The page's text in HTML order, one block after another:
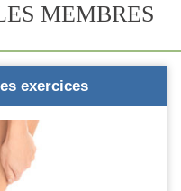
MEMBRES
exercices